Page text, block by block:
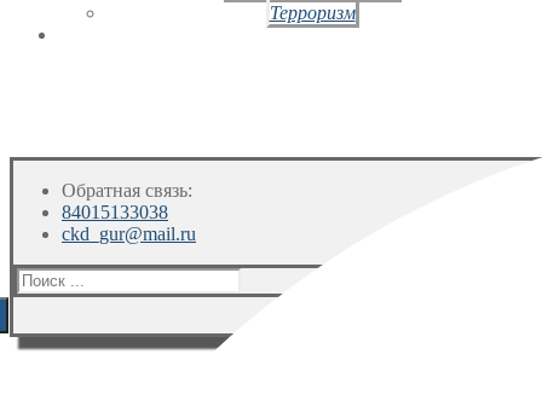
Терроризм
Обратная связь:
84015133038
ckd_gur@mail.ru
Искать: